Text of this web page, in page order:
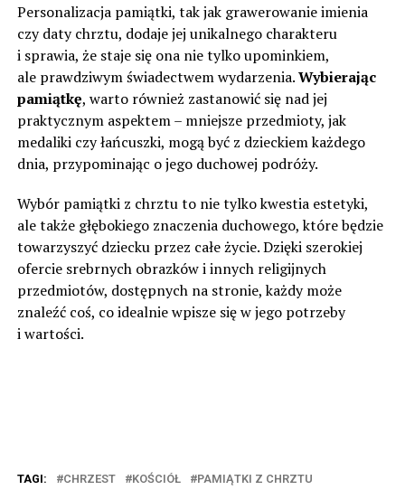
Personalizacja pamiątki, tak jak grawerowanie imienia
czy daty chrztu, dodaje jej unikalnego charakteru
i sprawia, że staje się ona nie tylko upominkiem,
ale prawdziwym świadectwem wydarzenia.Wybierając
pamiątkę, warto również zastanowić się nad jej
praktycznym aspektem – mniejsze przedmioty, jak
medaliki czy łańcuszki, mogą być z dzieckiem każdego
dnia, przypominając o jego duchowej podróży.
Wybór pamiątki z chrztu to nie tylko kwestia estetyki,
ale także głębokiego znaczenia duchowego, które będzie
towarzyszyć dziecku przez całe życie. Dzięki szerokiej
ofercie srebrnych obrazków i innych religijnych
przedmiotów, dostępnych na stronie, każdy może
znaleźć coś, co idealnie wpisze się w jego potrzeby
i wartości.
TAGI: CHRZEST KOŚCIÓŁ PAMIĄTKI Z CHRZTU